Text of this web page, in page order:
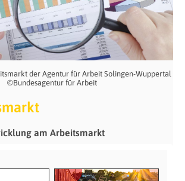
der Agentur für Arbeit Solingen-Wuppertal
©Bundesagentur für Arbeit
am Arbeitsmarkt